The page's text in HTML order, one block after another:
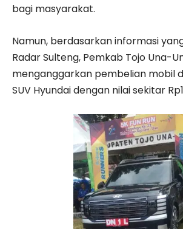
bagi masyarakat.
Namun, berdasarkan informasi
Radar Sulteng, Pemkab Tojo Una-
menganggarkan pembelian mobil
SUV Hyundai dengan nilai sekitar